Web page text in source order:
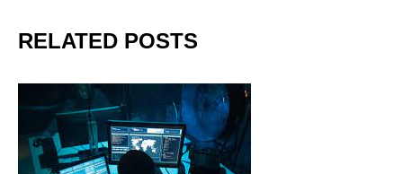
RELATED POSTS